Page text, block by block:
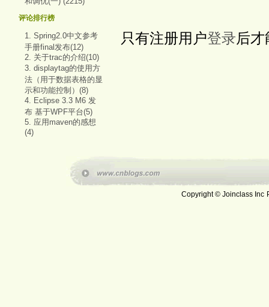
评论排行榜
1. Spring2.0中文参考
手册final发布(12)
2. 关于trac的介绍(10)
3. displaytag的使用方
法（用于数据表格的显
示和功能控制）(8)
4. Eclipse 3.3 M6 发
布 基于WPF平台(5)
5. 应用maven的感想
(4)
只有注册用户登录后
Copyright © Joinclass Inc